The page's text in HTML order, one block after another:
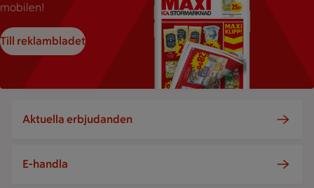
mobilen!
Till reklambladet
Aktuella erbjudanden
E-handla